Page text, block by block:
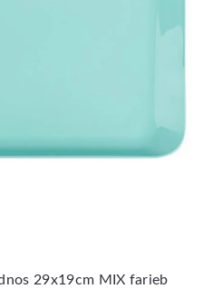
29x19cm MIX farieb